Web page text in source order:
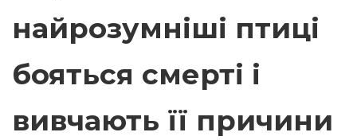
найрозумніші птиці
бояться смерті і
вивчають її причини